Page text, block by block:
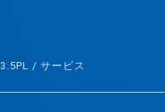
3.5PL / サービス